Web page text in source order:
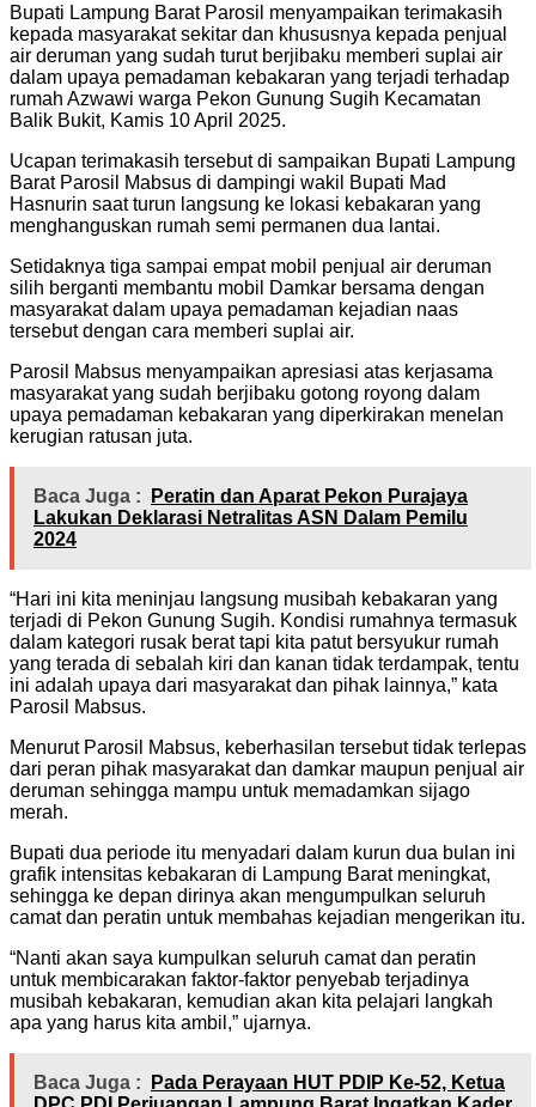
Bupati Lampung Barat Parosil menyampaikan terimakasih
kepada masyarakat sekitar dan khususnya kepada penjual
air deruman yang sudah turut berjibaku memberi suplai air
dalam upaya pemadaman kebakaran yang terjadi terhadap
rumah Azwawi warga Pekon Gunung Sugih Kecamatan
Balik Bukit, Kamis 10 April 2025.
Ucapan terimakasih tersebut di sampaikan Bupati Lampung
Barat Parosil Mabsus di dampingi wakil Bupati Mad
Hasnurin saat turun langsung ke lokasi kebakaran yang
menghanguskan rumah semi permanen dua lantai.
Setidaknya tiga sampai empat mobil penjual air deruman
silih berganti membantu mobil Damkar bersama dengan
masyarakat dalam upaya pemadaman kejadian naas
tersebut dengan cara memberi suplai air.
Parosil Mabsus menyampaikan apresiasi atas kerjasama
masyarakat yang sudah berjibaku gotong royong dalam
upaya pemadaman kebakaran yang diperkirakan menelan
kerugian ratusan juta.
Baca Juga :
Peratin dan Aparat Pekon Purajaya
Lakukan Deklarasi Netralitas ASN Dalam Pemilu
2024
“Hari ini kita meninjau langsung musibah kebakaran yang
terjadi di Pekon Gunung Sugih. Kondisi rumahnya termasuk
dalam kategori rusak berat tapi kita patut bersyukur rumah
yang terada di sebalah kiri dan kanan tidak terdampak, tentu
ini adalah upaya dari masyarakat dan pihak lainnya,” kata
Parosil Mabsus.
Menurut Parosil Mabsus, keberhasilan tersebut tidak terlepas
dari peran pihak masyarakat dan damkar maupun penjual air
deruman sehingga mampu untuk memadamkan sijago
merah.
Bupati dua periode itu menyadari dalam kurun dua bulan ini
grafik intensitas kebakaran di Lampung Barat meningkat,
sehingga ke depan dirinya akan mengumpulkan seluruh
camat dan peratin untuk membahas kejadian mengerikan itu.
“Nanti akan saya kumpulkan seluruh camat dan peratin
untuk membicarakan faktor-faktor penyebab terjadinya
musibah kebakaran, kemudian akan kita pelajari langkah
apa yang harus kita ambil,” ujarnya.
Baca Juga :
Pada Perayaan HUT PDIP Ke-52, Ketua